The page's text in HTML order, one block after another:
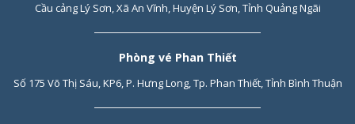
Cầu cảng Lý Sơn, Xã An Vĩnh, Huyện Lý Sơn, Tỉnh Quảng Ngãi
Phòng vé Phan Thiết
Số 175 Võ Thị Sáu, KP6, P. Hưng Long, Tp. Phan Thiết, Tỉnh Bình Thuận